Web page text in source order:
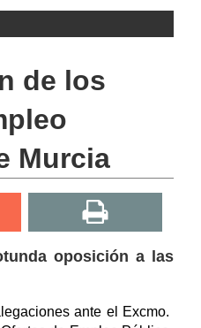
de los
Murcia
oposición a las
ante el Excmo.